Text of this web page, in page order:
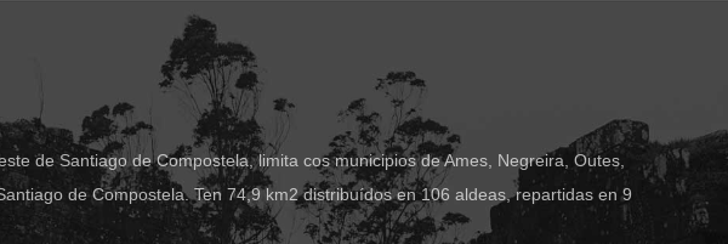
de Santiago de Compostela, limita cos municipios de Ames, Negreira, Outes,
de Compostela. Ten 74,9 km2 distribuídos en 106 aldeas, repartidas en 9